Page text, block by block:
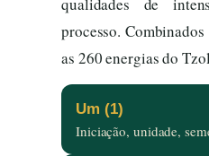
processo.
as 260 energias do
Um (1)
Iniciação, unidade,